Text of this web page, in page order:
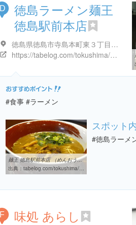
D
徳島ラーメン麺王
徳島駅前本店
徳島県徳島市寺島本町東３丁目６ 旭ビル 1F
https://tabelog.com/tokushima/A3601/A360101/36000076/
#食事 #ラーメン
麺王 徳島駅前本店 （めんおう） - 徳島/ラーメン [食べログ]
出典： tabelog.com/tokushima/A3601/A360101/36000076
スポット
#徳島ラーメ
F 味処 あらし